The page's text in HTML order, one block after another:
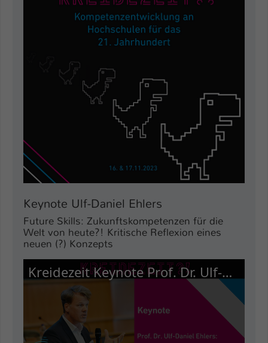
Keynote Ulf-Daniel Ehlers
Future Skills: Zukunftskompetenzen für die
Welt von heute?! Kritische Reflexion eines
neuen (?) Konzepts